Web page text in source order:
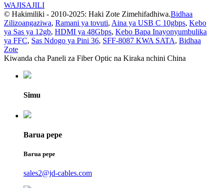
WAJISAJILI
© Hakimiliki - 2010-2025: Haki Zote Zimehifadhiwa.Bidhaa
Zilizoangaziwa, Ramani ya tovuti, Aina ya USB C 10gbps, Kebo
ya Sas ya 12gb, HDMI ya 48Gbps, Kebo Bapa Inayonyumbulika
ya FFC, Sas Ndogo ya Pini 36, SFF-8087 KWA SATA, Bidhaa
Zote
Kiwanda cha Paneli za Fiber Optic na Kiraka nchini China
Simu
Barua pepe
Barua pepe
sales2@jd-cables.com